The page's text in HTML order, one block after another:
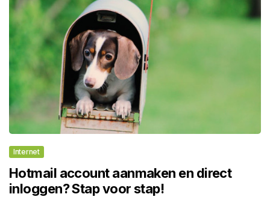
Internet
Hotmail account aanmaken en direct
inloggen? Stap voor stap!